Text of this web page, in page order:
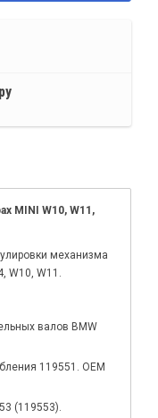
MINI W10, W11,
механизма
W10, W11.
валов BMW
119551. OEM
(119553).